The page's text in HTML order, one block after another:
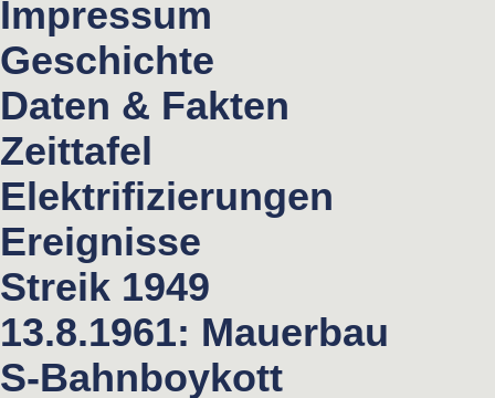
Impressum
Geschichte
Daten & Fakten
Zeittafel
Elektrifizierungen
Ereignisse
Streik 1949
13.8.1961: Mauerbau
S-Bahnboykott